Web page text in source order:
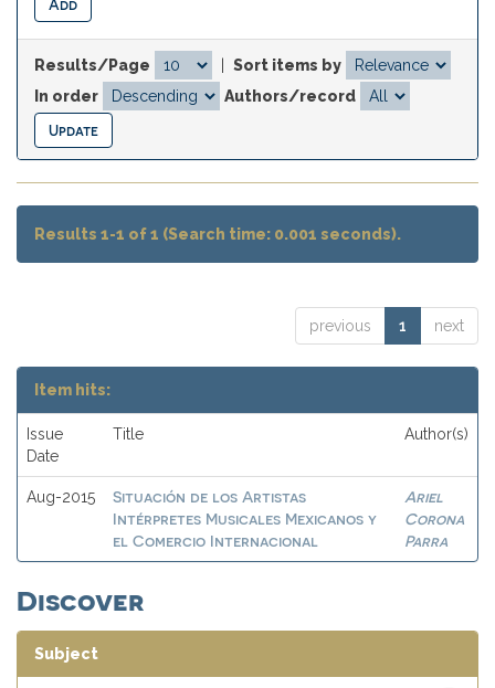
Results/Page
Sort items by
In order
Authors/record
Results 1-1 of 1 (Search time: 0.001 seconds).
previous 1 next
Item hits:
Issue
Date
Title Author(s)
Aug-2015
Situación de los Artistas
Intérpretes Musicales Mexicanos y
el Comercio Internacional
Ariel
Corona
Parra
Discover
Subject